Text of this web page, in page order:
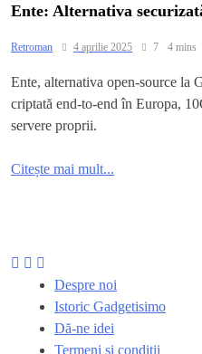
Ente: Alternativa
Retroman 4 aprilie 2025 7 4 mins
Ente, alternativa open-source la
criptată end-to-end în Europa,
servere proprii.
Citește mai mult...
Despre noi
Istoric Gadgetisimo
Dă-ne idei
Termeni și condiții